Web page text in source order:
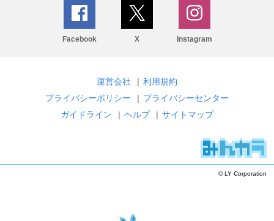
Facebook X Instagram
運営会社 | 利用規約
プライバシーポリシー
| プライバシーセンター
ガイドライン
| ヘルプ | サイトマップ
© LY Corporation